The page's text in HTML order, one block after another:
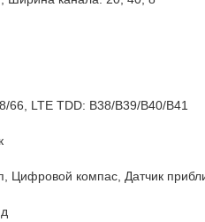
66, LTE TDD: B38/B39/B40/B41
Цифровой компас, Датчик